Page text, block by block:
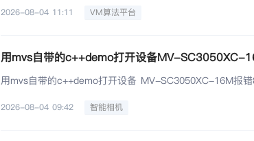
2026-08-04 11:11 VM算法平台
用mvs自带的c++demo打开设备MV-SC3050XC-
用mvs自带的c++demo打开设备 MV-SC3050XC-16M报
2026-08-04 09:42 智能相机